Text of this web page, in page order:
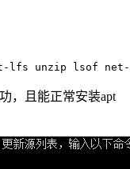
，且能正常安装apt